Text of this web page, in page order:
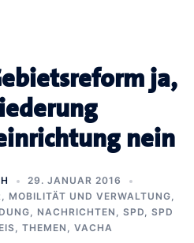
ja,
nein
29. JANUAR 2016
MOBILITÄT UND VERWALTUNG,
, NACHRICHTEN , SPD, SPD
, THEMEN , VACHA